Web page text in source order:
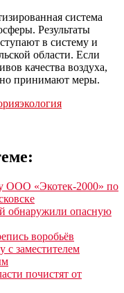
система
Результаты
в систему и
области. Если
качества воздуха,
принимают меры.
экология
ООО «Экотек-2000» по
обнаружили опасную
воробьёв
с заместителем
почистят от